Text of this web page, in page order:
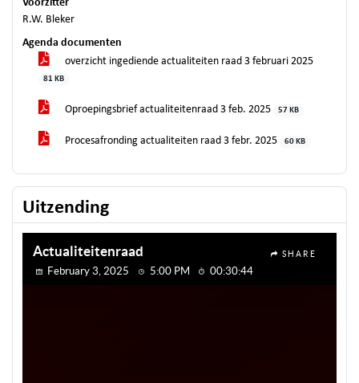
Voorzitter
R.W. Bleker
Agenda documenten
overzicht ingediende actualiteiten raad 3 februari 2025
81 KB
Oproepingsbrief actualiteitenraad 3 feb. 2025 57 KB
Procesafronding actualiteiten raad 3 febr. 2025 60 KB
Uitzending